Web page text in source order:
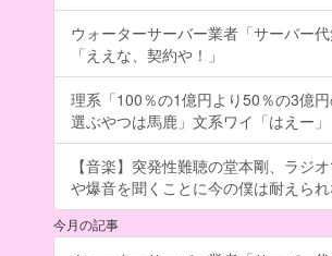
ウォーターサーバー業者「サーバー
「ええな、契約や！」
理系「100％の1億円より50％の3億
選ぶやつは馬鹿」文系ワイ「はえー」
【音楽】突発性難聴の堂本剛、ラジ
や爆音を聞くことに今の僕は耐えられ
今月の記事